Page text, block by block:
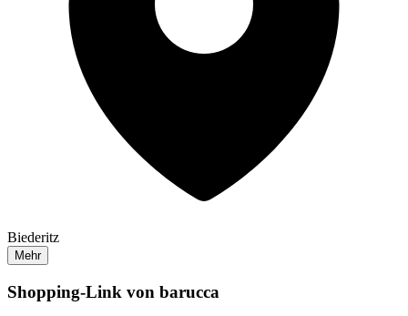
Biederitz
Mehr
Shopping-Link von barucca